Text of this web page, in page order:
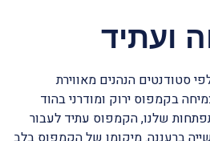
ועתיד
סטודנטים הנהנים מאווירת
בקמפוס ירוק ומודרני בהוד
שלנו, הקמפוס עתיד לעבור